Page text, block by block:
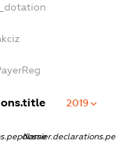
2019